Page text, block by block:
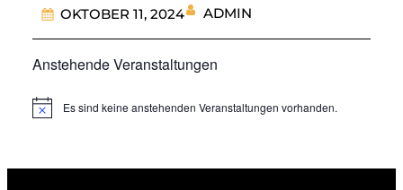
OKTOBER 11, 2024 ADMIN
Anstehende Veranstaltungen
Notice Es sind keine anstehenden Veranstaltungen vorhanden.